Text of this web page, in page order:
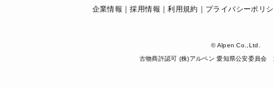
企業情報 採用情報 利用規約 プライバシーポリ
© Alpen Co.,Ltd.
古物商許認可 (株)アルペン 愛知県公安委員